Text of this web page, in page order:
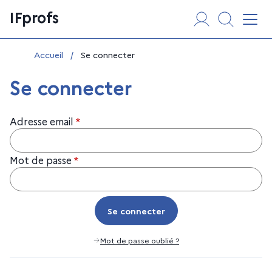
au
contenu
IFprofs
Vous êtes ici :
Accueil / Se connecter
Se connecter
Adresse email *
Mot de passe *
Se connecter
Se connecter
Mot de passe oublié ?